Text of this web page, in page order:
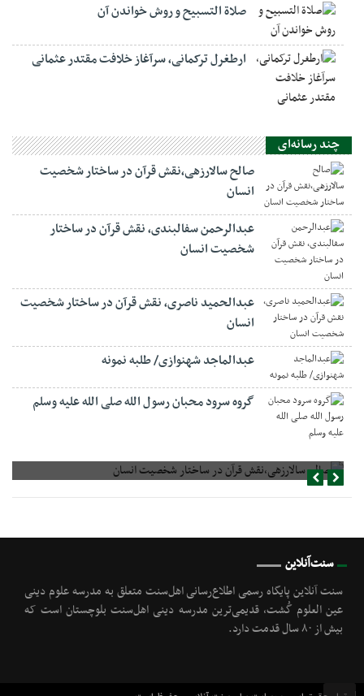
صلاة التسبيح و روش خواندن آن
ارطغرل ترکمانی، سرآغاز خلافت مقتدر عثمانی
چند رسانه‌ای
صالح سالارزهی،‌نقش قرآن در ساختار شخصیت
انسان
عبدالرحمن سفالبندی، نقش قرآن در ساختار
شخصیت انسان
عبدالحمید ناصری، نقش قرآن در ساختار شخصیت
انسان
عبدالماجد شهنوازی/ طلبه نمونه
گروه سرود محبان رسول الله صلی الله علیه وسلم
صالح سالارزهی،‌نقش قرآن در ساختار شخصیت انسان
سنت‌آنلاین
سنت آنلاین پایگاه رسمی اطلاع‌رسانی اهل‌سنت متعلق به مدرسه علوم دینی
عین العلوم گُشت, قدیمی‌ترین مدرسه دینی اهل‌سنت بلوچستان است که
بیش از ۸۰ سال قدمت دارد.